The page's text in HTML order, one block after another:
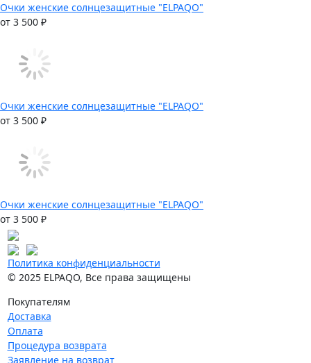
Очки женские солнцезащитные "ELPAQO"
от 3 500 ₽
Очки женские солнцезащитные "ELPAQO"
от 3 500 ₽
Очки женские солнцезащитные "ELPAQO"
от 3 500 ₽
Политика конфиденциальности
© 2025 ELPAQO, Все права защищены
Покупателям
Доставка
Оплата
Процедура возврата
Заявление на возврат